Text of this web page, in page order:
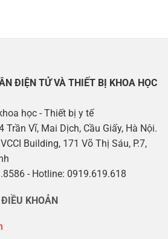
ĐIỆN TỬ VÀ THIẾT BỊ KHOA HỌC
học - Thiết bị y tế
Trần Vĩ, Mai Dịch, Cầu Giấy, Hà Nội.
Building, 171 Võ Thị Sáu, P.7,
- Hotline: 0919.619.618
KHOẢN